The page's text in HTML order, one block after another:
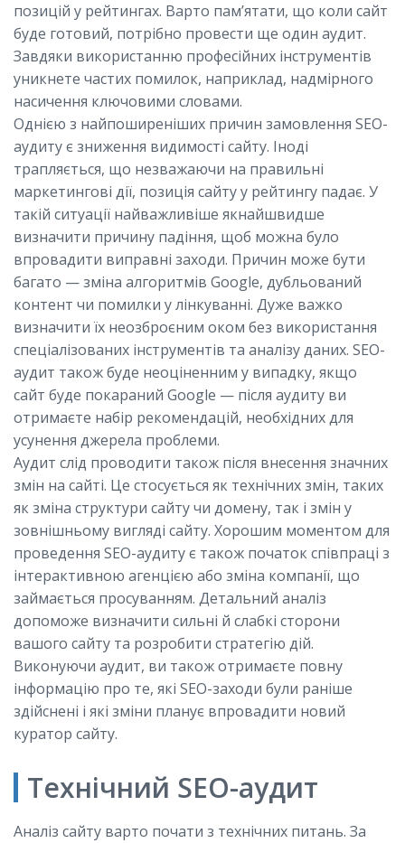
позицій у рейтингах. Варто пам’ятати, що коли сайт
буде готовий, потрібно провести ще один аудит.
Завдяки використанню професійних інструментів
уникнете частих помилок, наприклад, надмірного
насичення ключовими словами.
Однією з найпоширеніших причин замовлення SEO-
аудиту є зниження видимості сайту. Іноді
трапляється, що незважаючи на правильні
маркетингові дії, позиція сайту у рейтингу падає. У
такій ситуації найважливіше якнайшвидше
визначити причину падіння, щоб можна було
впровадити виправні заходи. Причин може бути
багато — зміна алгоритмів Google, дубльований
контент чи помилки у лінкуванні. Дуже важко
визначити їх неозброєним оком без використання
спеціалізованих інструментів та аналізу даних. SEO-
аудит також буде неоціненним у випадку, якщо
сайт буде покараний Google — після аудиту ви
отримаєте набір рекомендацій, необхідних для
усунення джерела проблеми.
Аудит слід проводити також після внесення значних
змін на сайті. Це стосується як технічних змін, таких
як зміна структури сайту чи домену, так і змін у
зовнішньому вигляді сайту. Хорошим моментом для
проведення SEO-аудиту є також початок співпраці з
інтерактивною агенцією або зміна компанії, що
займається просуванням. Детальний аналіз
допоможе визначити сильні й слабкі сторони
вашого сайту та розробити стратегію дій.
Виконуючи аудит, ви також отримаєте повну
інформацію про те, які SEO-заходи були раніше
здійснені і які зміни планує впровадити новий
куратор сайту.
Технічний SEO-аудит
Аналіз сайту варто почати з технічних питань. За